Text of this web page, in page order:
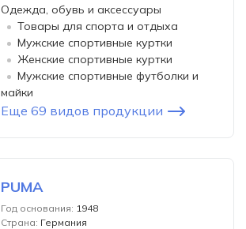
Одежда, обувь и аксессуары
Товары для спорта и отдыха
Мужские спортивные куртки
Женские спортивные куртки
Мужские спортивные футболки и
майки
Еще 69 видов продукции
PUMA
Год основания: 1948
Страна: Германия